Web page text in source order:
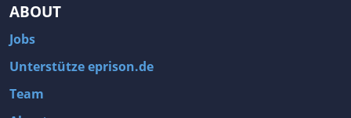
ABOUT
Jobs
Unterstütze eprison.de
Team